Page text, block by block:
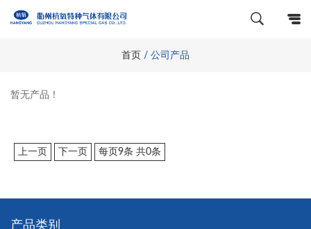
首页 / 公司产品
暂无产品！
上一页 下一页 每页9条 共0条
产品类别